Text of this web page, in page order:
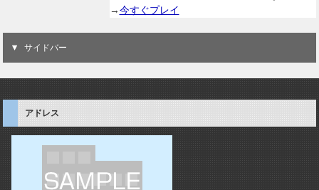
→今すぐプレイ
サイドバー
アドレス